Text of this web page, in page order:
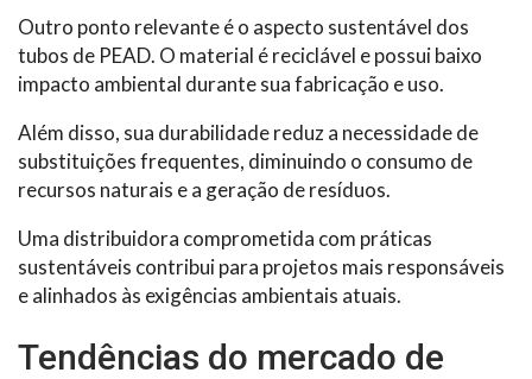
Outro ponto relevante é o aspecto sustentável dos
tubos de PEAD. O material é reciclável e possui baixo
impacto ambiental durante sua fabricação e uso.
Além disso, sua durabilidade reduz a necessidade de
substituições frequentes, diminuindo o consumo de
recursos naturais e a geração de resíduos.
Uma distribuidora comprometida com práticas
sustentáveis contribui para projetos mais responsáveis
e alinhados às exigências ambientais atuais.
Tendências do mercado de